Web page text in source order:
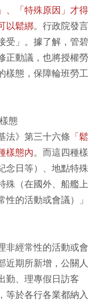
、「特殊原因」才得
以鬆綁。行政院發言
受」。據了解，管碧
正動議，也將授權勞
樣態，保障輪班勞工
態
法》第三十六條 「鬆
樣態內。而這四種樣
念日等）、地點特殊
殊（在國外、船艦上
的活動或會議）」
非經常性的活動或會
近期所新增，公關人
勤、理專假日訪客
等於各行各業都納入